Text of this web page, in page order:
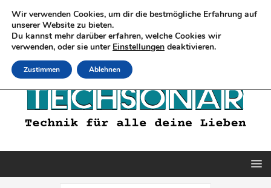
Wir verwenden Cookies, um dir die bestmögliche Erfahrung auf
unserer Website zu bieten.
Du kannst mehr darüber erfahren, welche Cookies wir
verwenden, oder sie unter Einstellungen deaktivieren.
Zustimmen Ablehnen